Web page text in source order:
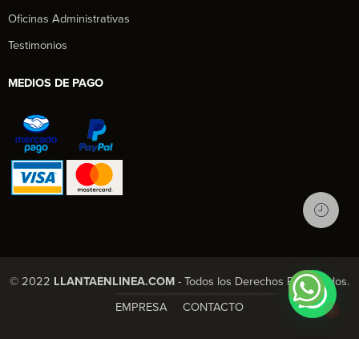
Oficinas Administrativas
Testimonios
MEDIOS DE PAGO
© 2022 LLANTAENLINEA.COM - Todos los Derechos Reservados.
EMPRESA
CONTACTO
1